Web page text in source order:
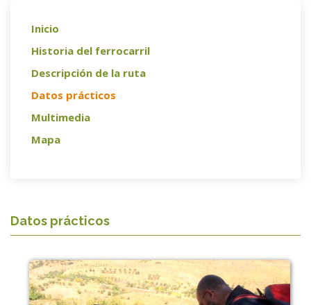
Inicio
Historia del ferrocarril
Descripción de la ruta
Datos prácticos
Multimedia
Mapa
Datos prácticos